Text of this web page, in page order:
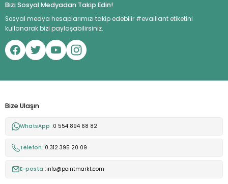
Bizi Sosyal Medyadan Takip Edin!
Sosyal medya hesaplarımızı takip edebilir #evaillant etiketini
kullanarak bizi paylaşabilirsiniz.
Bize Ulaşın
WhatsApp :0 554 894 68 82
Telefon :0 312 395 20 09
E-posta :info@pointmarkt.com